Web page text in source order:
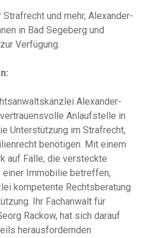
und mehr, Alexander-
in Bad Segeberg und
Verfügung.
Alexander-
Anlaufstelle in
Unterstützung im Strafrecht,
benötigen. Mit einem
auf Fälle, die versteckte
einer Immobilie betreffen,
kompetente Rechtsberatung
Ihr Fachanwalt für
Rackow, hat sich darauf
herausfordernden